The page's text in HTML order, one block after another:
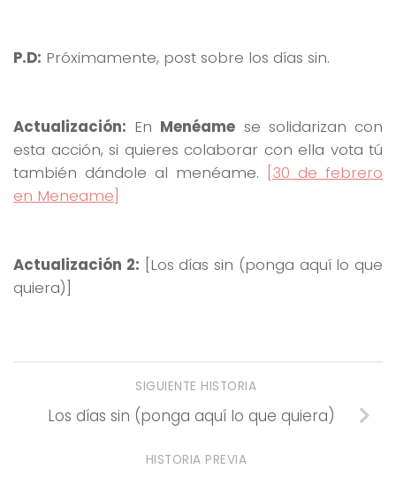
P.D: Próximamente, post sobre los días sin.
Actualización: En Menéame se solidarizan con
esta acción, si quieres colaborar con ella vota tú
también dándole al menéame. [30 de febrero
en Meneame]
Actualización 2: [Los días sin (ponga aquí lo que
quiera)]
SIGUIENTE HISTORIA
Los días sin (ponga aquí lo que quiera)
HISTORIA PREVIA